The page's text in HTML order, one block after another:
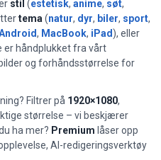
stil (estetisk, anime, søt,
tema(natur, dyr, biler, sport,
, MacBook, iPad), eller
er håndplukket fra vårt
og forhåndsstørrelse for
Filtrer på 1920×1080,
størrelse – vi beskjærer
ha mer? Premium låser opp
AI-redigeringsverktøy
bakgrunnsbilde hver 24.